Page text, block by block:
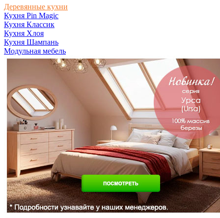
Деревянные кухни
Кухня Pin Magic
Кухня Классик
Кухня Хлоя
Кухня Шампань
Модульная мебель